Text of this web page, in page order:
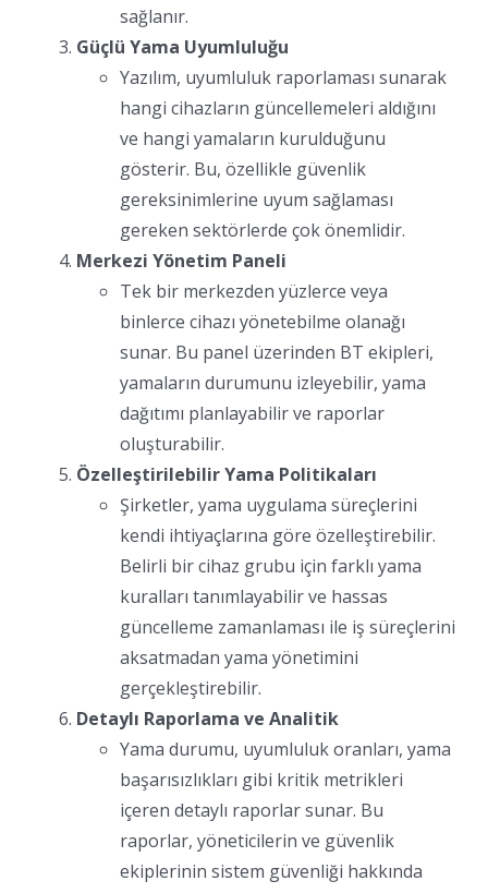
sağlanır.
Güçlü Yama Uyumluluğu
Yazılım, uyumluluk raporlaması sunarak
hangi cihazların güncellemeleri aldığını
ve hangi yamaların kurulduğunu
gösterir. Bu, özellikle güvenlik
gereksinimlerine uyum sağlaması
gereken sektörlerde çok önemlidir.
Merkezi Yönetim Paneli
Tek bir merkezden yüzlerce veya
binlerce cihazı yönetebilme olanağı
sunar. Bu panel üzerinden BT ekipleri,
yamaların durumunu izleyebilir, yama
dağıtımı planlayabilir ve raporlar
oluşturabilir.
Özelleştirilebilir Yama Politikaları
Şirketler, yama uygulama süreçlerini
kendi ihtiyaçlarına göre özelleştirebilir.
Belirli bir cihaz grubu için farklı yama
kuralları tanımlayabilir ve hassas
güncelleme zamanlaması ile iş süreçlerini
aksatmadan yama yönetimini
gerçekleştirebilir.
Detaylı Raporlama ve Analitik
Yama durumu, uyumluluk oranları, yama
başarısızlıkları gibi kritik metrikleri
içeren detaylı raporlar sunar. Bu
raporlar, yöneticilerin ve güvenlik
ekiplerinin sistem güvenliği hakkında